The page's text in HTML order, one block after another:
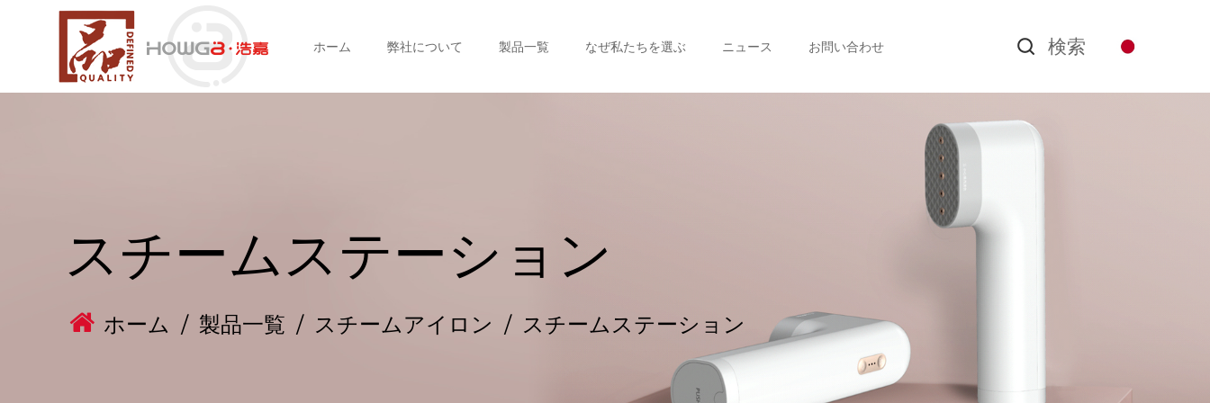
ホーム 弊社について 製品一覧 なぜ私たちを選ぶ ニュース お問い合わせ 検索
スチームステーション
ホーム / 製品一覧 / スチームアイロン / スチームステーション